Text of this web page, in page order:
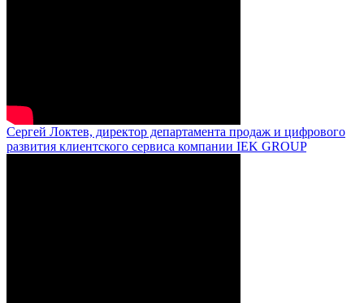
Сергей Локтев, директор департамента продаж и цифрового
развития клиентского сервиса компании IEK GROUP